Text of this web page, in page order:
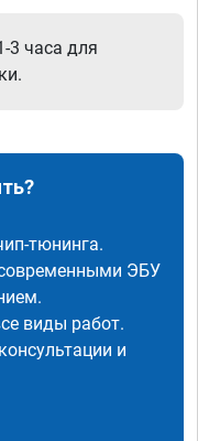
3 часа для
тюнинга.
ЭБУ
виды работ.
и